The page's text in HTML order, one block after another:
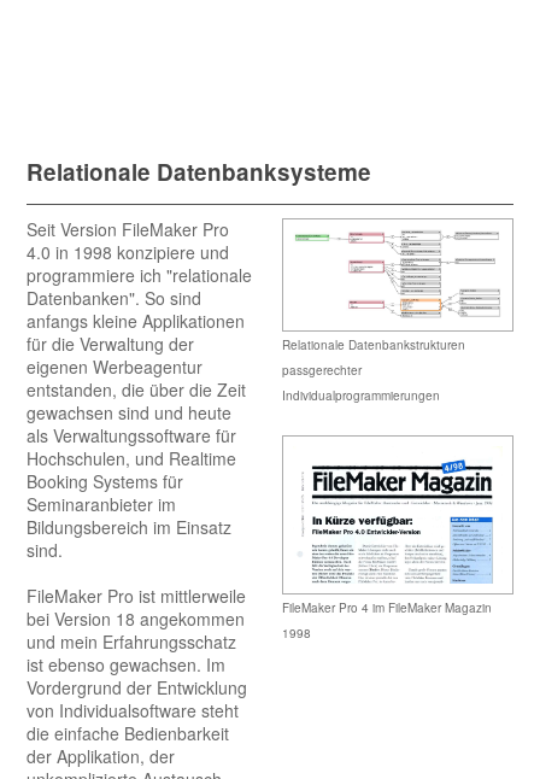
Relationale Datenbanksysteme
Seit Version FileMaker Pro
4.0 in 1998 konzipiere und
programmiere ich "relationale
Datenbanken". So sind
anfangs kleine Applikationen
für die Verwaltung der
eigenen Werbeagentur
entstanden, die über die Zeit
gewachsen sind und heute
als Verwaltungssoftware für
Hochschulen, und Realtime
Booking Systems für
Seminaranbieter im
Bildungsbereich im Einsatz
sind.
FileMaker Pro ist mittlerweile
bei Version 18 angekommen
und mein Erfahrungsschatz
ist ebenso gewachsen. Im
Vordergrund der Entwicklung
von Individualsoftware steht
die einfache Bedienbarkeit
der Applikation, der
Relationale Datenbankstrukturen
passgerechter
Individualprogrammierungen
FileMaker Pro 4 im FileMaker Magazin
1998